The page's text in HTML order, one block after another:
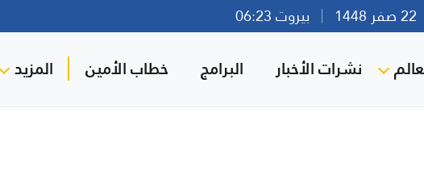
بيروت 06:23
نشرات الأخبار البرامج خطاب الأمين المزيد